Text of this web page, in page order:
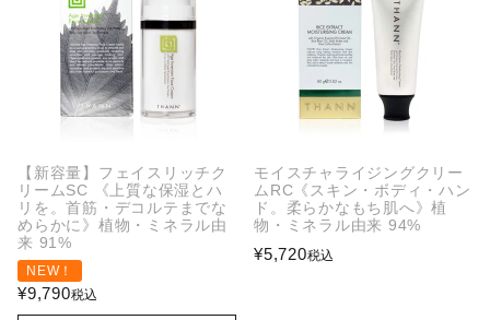
【新容量】フェイスリッチク
リームSC 《上質な保湿とハ
リを。首筋・デコルテまでな
めらかに》植物・ミネラル由
来 91%
NEW！
¥9,790税込
モイスチャライジングクリー
ムRC《スキン・ボディ・ハン
ド。柔らかなもち肌へ》植
物・ミネラル由来 94%
¥5,720税込